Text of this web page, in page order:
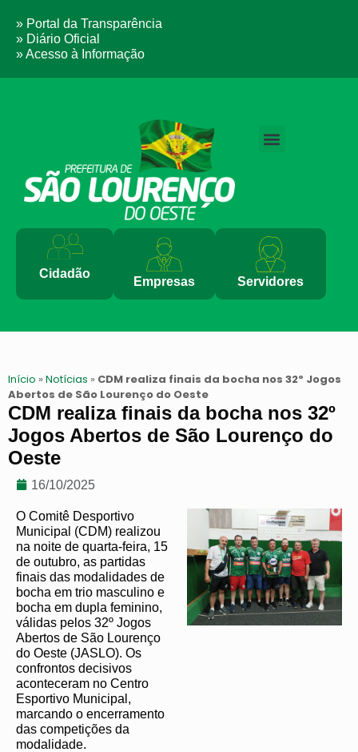
» Portal da Transparência
» Diário Oficial
» Acesso à Informação
Cidadão
Empresas Servidores
Início » Notícias » CDM realiza finais da bocha nos 32º Jogos
Abertos de São Lourenço do Oeste
CDM realiza finais da bocha nos 32º
Jogos Abertos de São Lourenço do
Oeste
16/10/2025
O Comitê Desportivo
Municipal (CDM) realizou
na noite de quarta-feira, 15
de outubro, as partidas
finais das modalidades de
bocha em trio masculino e
bocha em dupla feminino,
válidas pelos 32º Jogos
Abertos de São Lourenço
do Oeste (JASLO). Os
confrontos decisivos
aconteceram no Centro
Esportivo Municipal,
marcando o encerramento
das competições da
modalidade.